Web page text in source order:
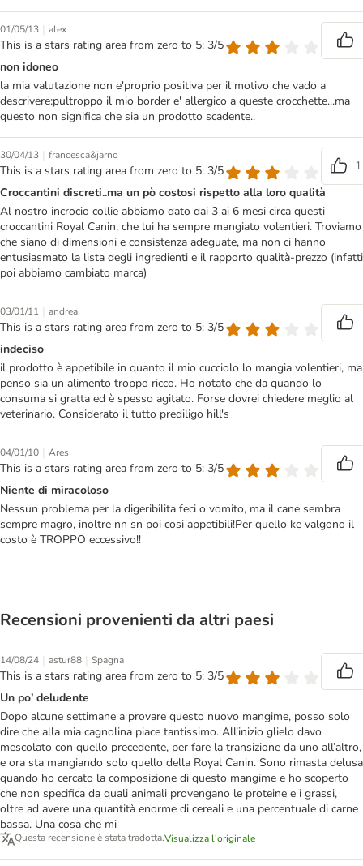
01/05/13 | alex
This is a stars rating area from zero to 5: 3/5
non idoneo
la mia valutazione non e'proprio positiva per il motivo che vado a
descrivere:pultroppo il mio border e' allergico a queste crocchette...ma
questo non significa che sia un prodotto scadente..
30/04/13 | francesca&jarno
This is a stars rating area from zero to 5: 3/5
1
Croccantini discreti..ma un pò costosi rispetto alla loro qualità
Al nostro incrocio collie abbiamo dato dai 3 ai 6 mesi circa questi
croccantini Royal Canin, che lui ha sempre mangiato volentieri. Troviamo
che siano di dimensioni e consistenza adeguate, ma non ci hanno
entusiasmato la lista degli ingredienti e il rapporto qualità-prezzo (infatti
poi abbiamo cambiato marca)
03/01/11 | andrea
This is a stars rating area from zero to 5: 3/5
indeciso
il prodotto è appetibile in quanto il mio cucciolo lo mangia volentieri, ma
penso sia un alimento troppo ricco. Ho notato che da quando lo
consuma si gratta ed è spesso agitato. Forse dovrei chiedere meglio al
veterinario. Considerato il tutto prediligo hill's
04/01/10 | Ares
This is a stars rating area from zero to 5: 3/5
Niente di miracoloso
Nessun problema per la digeribilita feci o vomito, ma il cane sembra
sempre magro, inoltre nn sn poi cosi appetibili!Per quello ke valgono il
costo è TROPPO eccessivo!!
Recensioni provenienti da altri paesi
14/08/24 | astur88 | Spagna
This is a stars rating area from zero to 5: 3/5
Un po’ deludente
Dopo alcune settimane a provare questo nuovo mangime, posso solo
dire che alla mia cagnolina piace tantissimo. All’inizio glielo davo
mescolato con quello precedente, per fare la transizione da uno all’altro,
e ora sta mangiando solo quello della Royal Canin. Sono rimasta delusa
quando ho cercato la composizione di questo mangime e ho scoperto
che non specifica da quali animali provengano le proteine e i grassi,
oltre ad avere una quantità enorme di cereali e una percentuale di carne
bassa. Una cosa che mi
Questa recensione è stata tradotta.Visualizza l'originale